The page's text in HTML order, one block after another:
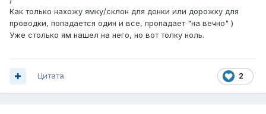
Как только нахожу ямку/склон для донки или дорожку для
проводки, попадается один и все, пропадает "на вечно" )
Уже столько ям нашел на него, но вот толку ноль.
2
Цитата